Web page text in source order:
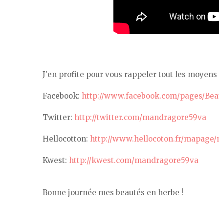
J'en profite pour vous rappeler tout les
Facebook: http://www.facebook.com/pages/
Twitter: http://twitter.com/mandragore59va
Hellocotton: http://www.hellocoton.fr/mapage/
Kwest: http://kwest.com/mandragore59va
Bonne journée mes beautés en herbe !